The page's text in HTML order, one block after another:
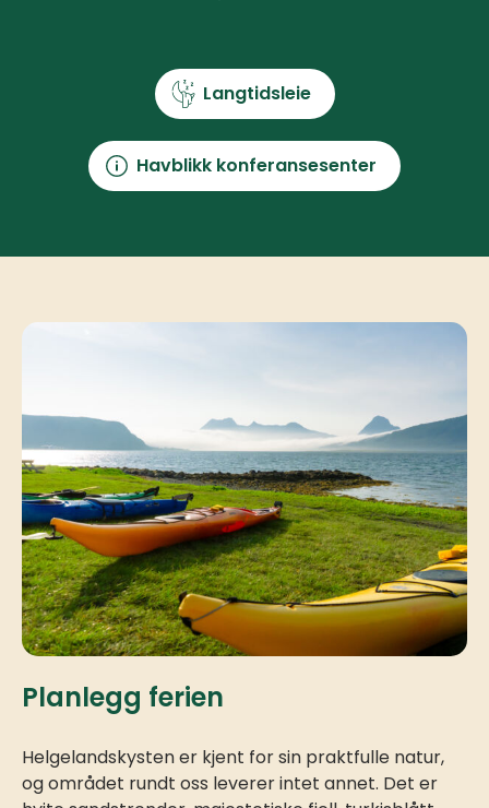
Langtidsleie
Havblikk konferansesenter
Planlegg ferien
Helgelandskysten er kjent for sin praktfulle natur,
og området rundt oss leverer intet annet. Det er